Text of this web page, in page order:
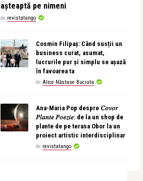
așteaptă pe nimeni
de revistatango
Cosmin Filipaș: Când susții un
business curat, asumat,
lucrurile pur și simplu se așază
în favoarea ta
de Alice Năstase Buciuta
Ana-Maria Pop despre 𝐶𝑜𝑣𝑜𝑟
𝑃𝑙𝑎𝑛𝑡𝑒 𝑃𝑜𝑒𝑧𝑖𝑒: de la un shop de
plante de pe terasa Obor la un
proiect artistic interdisciplinar
de revistatango